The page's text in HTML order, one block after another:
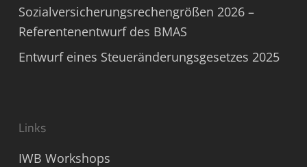
Sozialversicherungsrechengrößen 2026 –
Referentenentwurf des BMAS
Entwurf eines Steueränderungsgesetzes 2025
Links
IWB Workshops